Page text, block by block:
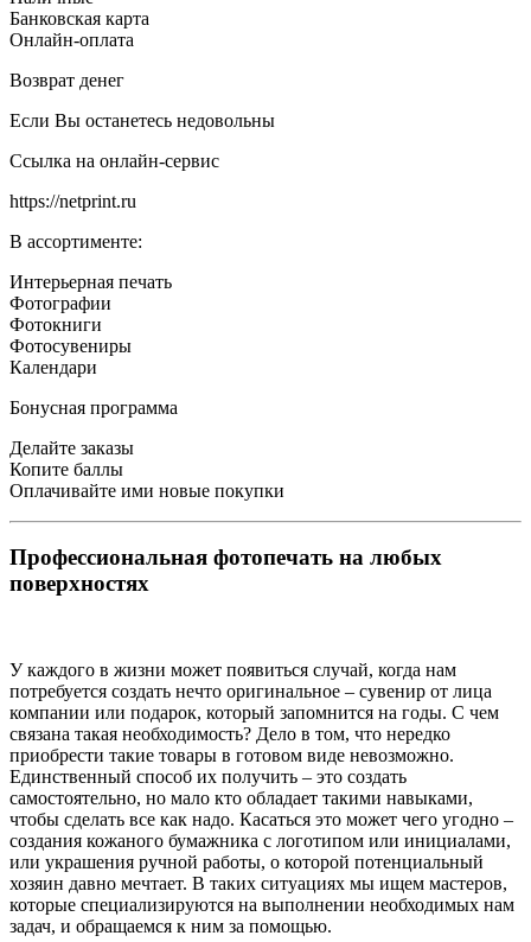
Банковская карта
Онлайн-оплата
Возврат денег
Если Вы останетесь недовольны
Ссылка на онлайн-сервис
https://netprint.ru
В ассортименте:
Интерьерная печать
Фотографии
Фотокниги
Фотосувениры
Календари
Бонусная программа
Делайте заказы
Копите баллы
Оплачивайте ими новые покупки
Профессиональная фотопечать на любых
поверхностях
У каждого в жизни может появиться случай, когда нам
потребуется создать нечто оригинальное – сувенир от лица
компании или подарок, который запомнится на годы. С чем
связана такая необходимость? Дело в том, что нередко
приобрести такие товары в готовом виде невозможно.
Единственный способ их получить – это создать
самостоятельно, но мало кто обладает такими навыками,
чтобы сделать все как надо. Касаться это может чего угодно –
создания кожаного бумажника с логотипом или инициалами,
или украшения ручной работы, о которой потенциальный
хозяин давно мечтает. В таких ситуациях мы ищем мастеров,
которые специализируются на выполнении необходимых нам
задач, и обращаемся к ним за помощью.